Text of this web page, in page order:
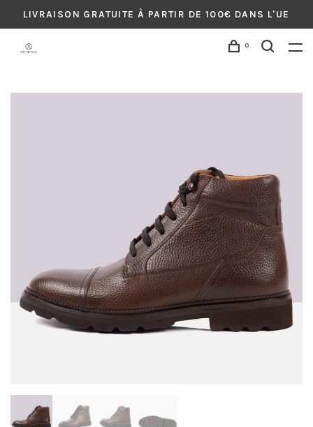
LIVRAISON GRATUITE À PARTIR DE 100€ DANS L'UE
0